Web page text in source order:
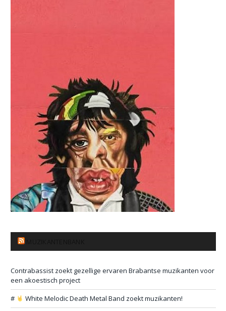
Contrabassist zoekt gezellige ervaren Brabantse muzikanten voor
een akoestisch project
#
White Melodic Death Metal Band zoekt muzikanten!